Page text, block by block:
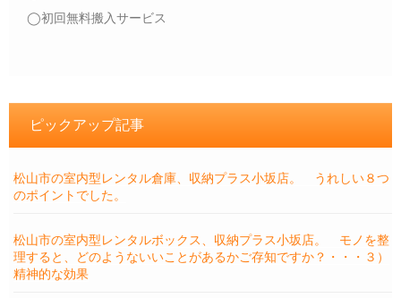
◯初回無料搬入サービス
ピックアップ記事
松山市の室内型レンタル倉庫、収納プラス小坂店。 うれしい８つ
のポイントでした。
松山市の室内型レンタルボックス、収納プラス小坂店。 モノを整
理すると、どのようないいことがあるかご存知ですか？・・・３）
精神的な効果